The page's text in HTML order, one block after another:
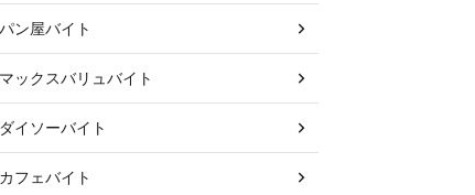
パン屋バイト
マックスバリュバイト
ダイソーバイト
カフェバイト